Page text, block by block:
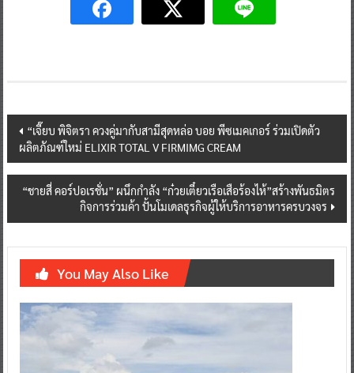
Post
navigation
“เจี๊ยบ พิจิตรา ควงคู่มากับสามีสุดหล่อ บอย พีซเมคเกอร์ ร่วมเปิดตัว
ผลิตภัณฑ์ใหม่ ELIXIR TOTAL V FIRMIMG CREAM
“ชายสี่ คอร์ปอเรชั่น” ผนึกกำลัง “ก๋วยเตี๋ยวเรือเสือร้องไห้”สร้างพันธมิตร
กิจการร่วมค้า ปั้นโมเดลธุรกิจผู้ให้บริการอาหารครบวงจร
You May Also Like